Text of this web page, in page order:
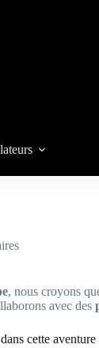
, nous croyons
avec des
cette aventure